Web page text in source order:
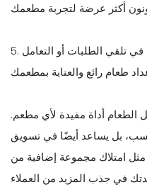
5. يوفر الوقت - بدلاً من قضاء الوقت في تلقي الطلبات أو التعامل
الطعام أداة مفيدة لأي مطعم.
بل يساعد أيضًا في تسويق
امتلاك مجموعة إضافية من